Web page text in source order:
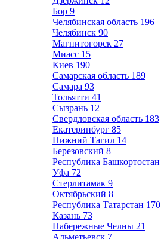
Бор 9
Челябинская область 196
Челябинск 90
Магнитогорск 27
Миасс 15
Киев 190
Самарская область 189
Самара 93
Тольятти 41
Сызрань 12
Свердловская область 183
Екатеринбург 85
Нижний Тагил 14
Березовский 8
Республика Башкортостан
Уфа 72
Стерлитамак 9
Октябрьский 8
Республика Татарстан 170
Казань 73
Набережные Челны 21
Альметьевск 7